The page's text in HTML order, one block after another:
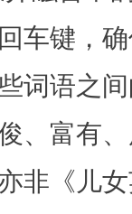
车键，
词语之
富有、
《儿女